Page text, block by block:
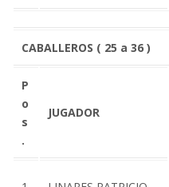
CABALLEROS ( 25 a 36 )
P
o
s
.
JUGADOR